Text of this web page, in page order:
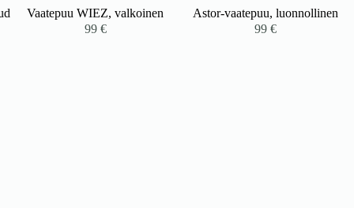
Vaatepuu WIEZ, valkoinen
99€
Astor-vaatepuu, luonnollinen
99€